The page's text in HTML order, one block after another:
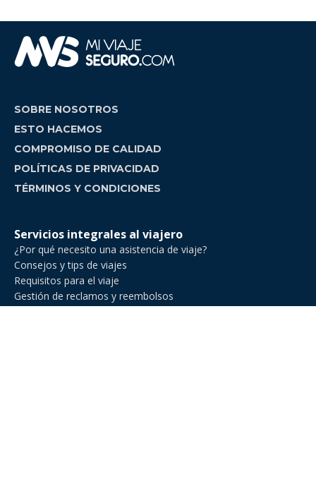
SOBRE NOSOTROS
ESTO HACEMOS
COMPROMISO DE CALIDAD
POLÍTICAS DE PRIVACIDAD
TÉRMINOS Y CONDICIONES
Servicios integrales al viajero
¿Por qué necesito una asistencia de viaje?
Consejos y tips de viajes
Requisitos para el viaje
Gestión de reclamos y reembolsos